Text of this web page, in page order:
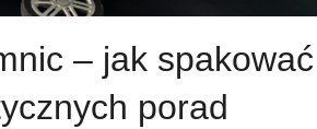
– jak spakować
porad